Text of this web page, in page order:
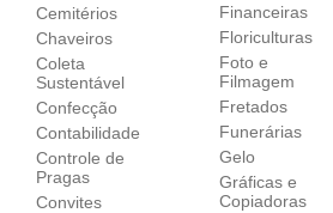
Cemitérios
Chaveiros
Coleta
Sustentável
Confecção
Contabilidade
Controle de
Pragas
Convites
Financeiras
Floriculturas
Foto e
Filmagem
Fretados
Funerárias
Gelo
Gráficas e
Copiadoras